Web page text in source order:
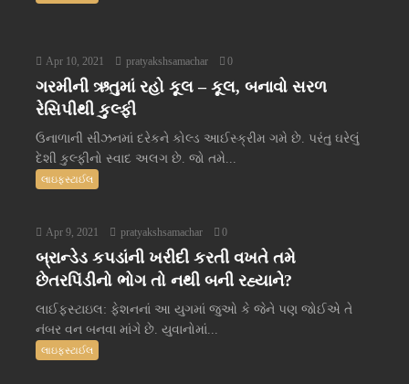
Apr 10, 2021 pratyakshsamachar 0
ગરમીની ઋતુમાં રહો કૂલ – કૂલ, બનાવો સરળ
રેસિપીથી કુલ્ફી
ઉનાળાની સીઝનમાં દરેકને કોલ્ડ આઈસ્ક્રીમ ગમે છે. પરંતુ ઘરેલું
દેશી કુલ્ફીનો સ્વાદ અલગ છે. જો તમે...
લાઇફસ્ટાઈલ
Apr 9, 2021 pratyakshsamachar 0
બ્રાન્ડેડ કપડાંની ખરીદી કરતી વખતે તમે
છેતરપિંડીનો ભોગ તો નથી બની રહ્યાને?
લાઈફસ્ટાઇલ: ફેશનનાં આ યુગમાં જુઓ કે જેને પણ જોઈએ તે
નંબર વન બનવા માંગે છે. યુવાનોમાં...
લાઇફસ્ટાઈલ